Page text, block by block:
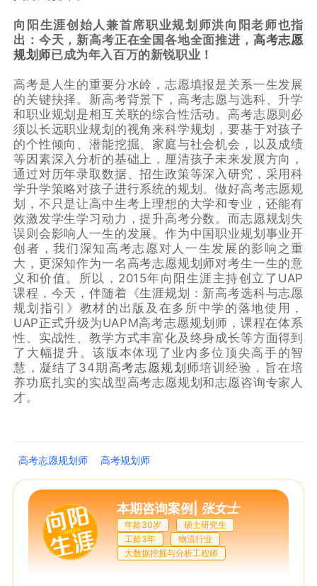
向阳生涯创始人兼首席职业规划师洪向阳老师也指
出：今天，新高考正在全国各地全面推进， 高考志愿
规划师已成为年入百万的新锐职业！
高考是人生的重要分水岭，志愿填报是关系一生发展
的关键抉择。新高考背景下，高考志愿与选科、升学
和职业规划是相互关联的综合性活动。高考志愿则必
须以长远职业规划的视角来科学规划，要基于对孩子
的个性倾向、潜能挖掘、家庭与社会机会，以及成绩
等因素深入分析的基础上，厘清孩子未来发展方向，
通过对历年录取数据、招生政策等深入研究，采用科
学升学策略对孩子进行系统的规划。做好高考志愿规
划，不只是让高中生考上理想的大学和专业，还能有
效激发学生学习动力，提升高考分数。而志愿规划失
误则会影响人一生的发展。作为中国职业规划事业开
创者，我们深知高考志愿对人一生发展的影响之重
大，更深知作为一名高考志愿规划师对考生一生的意
义和价值。所以，2015年向阳生涯主持创立了UAP
课程，今天，伴随着《生涯规划：新高考选科与志愿
规划指引》教材的出版及在多所中学的落地使用，
UAP正式升级为UAPM高考志愿规划师，课程在体系
性、实战性、教学方式丰富化及终身成长等方面得到
了大幅提升。该版本体现了业内多位顶尖高手的智
慧，凝结了34期 高考志愿规划师培训经验，旨在培
养功底扎实的实战型高考志愿规划和志愿咨询专家人
才。
高考志愿规划师 高考规划师
本期咨询案例 张女士
年龄30岁
硕士研究生
工龄3年
物流行业
大数据挖掘与分析工程师